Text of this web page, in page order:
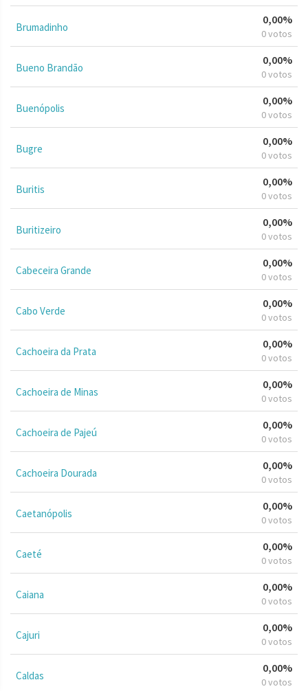
Brumadinho
0,00%
0 votos
Bueno Brandão
0,00%
0 votos
Buenópolis
0,00%
0 votos
Bugre
0,00%
0 votos
Buritis
0,00%
0 votos
Buritizeiro
0,00%
0 votos
Cabeceira Grande
0,00%
0 votos
Cabo Verde
0,00%
0 votos
Cachoeira da Prata
0,00%
0 votos
Cachoeira de Minas
0,00%
0 votos
Cachoeira de Pajeú
0,00%
0 votos
Cachoeira Dourada
0,00%
0 votos
Caetanópolis
0,00%
0 votos
Caeté
0,00%
0 votos
Caiana
0,00%
0 votos
Cajuri
0,00%
0 votos
Caldas
0,00%
0 votos